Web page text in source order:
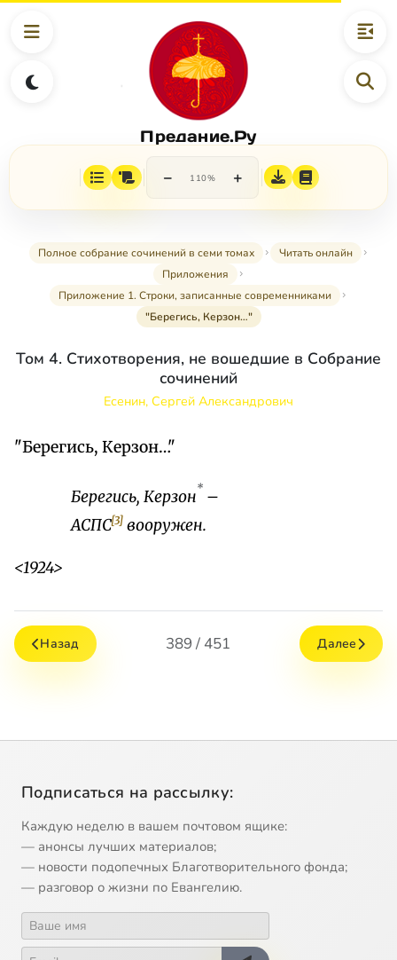
Предание.Ру
− 110% +
Полное собрание сочинений в семи томах
Читать онлайн
Приложения
Приложение 1. Строки, записанные современниками
"Берегись, Керзон…"
Том 4. Стихотворения, не вошедшие в Собрание
сочинений
Есенин, Сергей Александрович
"Берегись, Керзон…"
Берегись, Керзон* –
АСПС[3] вооружен.
<1924>
Назад 389 / 451 Далее
Подписаться на рассылку:
Каждую неделю в вашем почтовом ящике:
— анонсы лучших материалов;
— новости подопечных Благотворительного фонда;
— разговор о жизни по Евангелию.